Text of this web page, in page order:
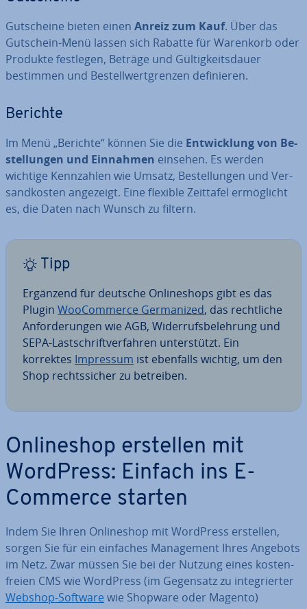
Gut­schei­ne bieten einen Anreiz zum Kauf. Über das
Gutschein-Menü lassen sich Rabatte für Warenkorb oder
Produkte festlegen, Beträge und Gül­tig­keits­dau­er
bestimmen und Be­stell­wert­gren­zen de­fi­nie­ren.
Berichte
Im Menü „Berichte“ können Sie die Ent­wick­lung von Be­
stel­lun­gen und Einnahmen einsehen. Es werden
wichtige Kenn­zah­len wie Umsatz, Be­stel­lun­gen und Ver­
sand­kos­ten angezeigt. Eine flexible Zeittafel er­mög­licht
es, die Daten nach Wunsch zu filtern.
Tipp
Ergänzend für deutsche On­line­shops gibt es das
Plugin Woo­Com­mer­ce Ger­ma­ni­zed, das recht­li­che
An­for­de­run­gen wie AGB, Wi­der­rufs­be­leh­rung und
SEPA-Last­schrift­ver­fah­ren un­ter­stützt. Ein
korrektes Impressum ist ebenfalls wichtig, um den
Shop rechts­si­cher zu betreiben.
On­line­shop erstellen mit
WordPress: Einfach ins E-
Commerce starten
Indem Sie Ihren On­line­shop mit WordPress erstellen,
sorgen Sie für ein einfaches Ma­nage­ment Ihres Angebots
im Netz. Zwar müssen Sie bei der Nutzung eines kos­ten­
frei­en CMS wie WordPress (im Gegensatz zu in­te­grier­ter
Webshop-Software wie Shopware oder Magento)